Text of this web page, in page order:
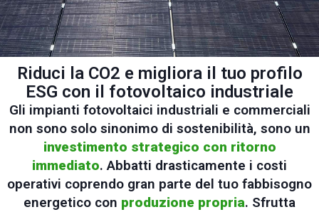
Riduci la CO2 e migliora il tuo profilo
ESG con il fotovoltaico industriale
Gli impianti fotovoltaici industriali e commerciali
non sono solo sinonimo di sostenibilità, sono un
investimento strategico con ritorno
immediato. Abbatti drasticamente i costi
operativi coprendo gran parte del tuo fabbisogno
energetico con produzione propria. Sfrutta